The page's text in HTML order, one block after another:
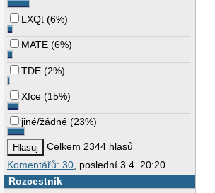
LXQt (6%)
MATE (6%)
TDE (2%)
Xfce (15%)
jiné/žádné (23%)
Celkem 2344 hlasů
Komentářů: 30 , poslední 3.4. 20:20
Rozcestník